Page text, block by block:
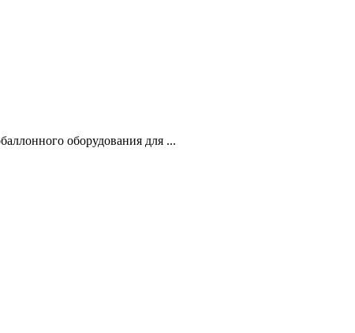
оборудования для ...